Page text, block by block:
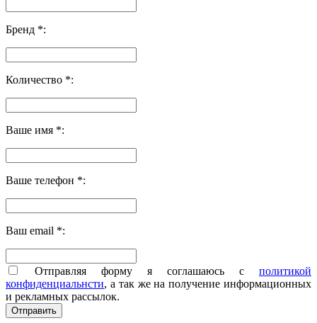
Бренд *:
Количество *:
Ваше имя *:
Ваше телефон *:
Ваш email *:
Отправляя форму я соглашаюсь с политикой
конфиденциальнсти, а так же на получение информационных
и рекламных рассылок.